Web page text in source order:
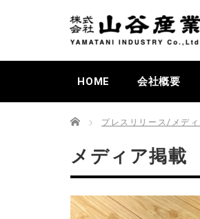
HOME 会社概要
Home プレスリリース/メデ
メディア掲載